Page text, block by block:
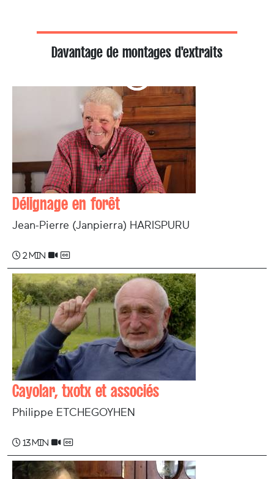
Davantage de montages d'extraits
Délignage en forêt
Jean-Pierre (Janpierra) HARISPURU
2 min
Cayolar, txotx et associés
Philippe ETCHEGOYHEN
13 min